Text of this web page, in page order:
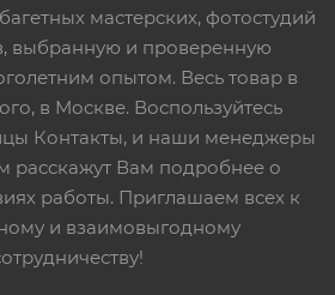
мастерских, фотостудий
выбранную и проверенную
опытом. Весь товар в
в Москве. Воспользуйтесь
Контакты, и наши менеджеры
расскажут Вам подробнее о
работы. Приглашаем всех к
и взаимовыгодному